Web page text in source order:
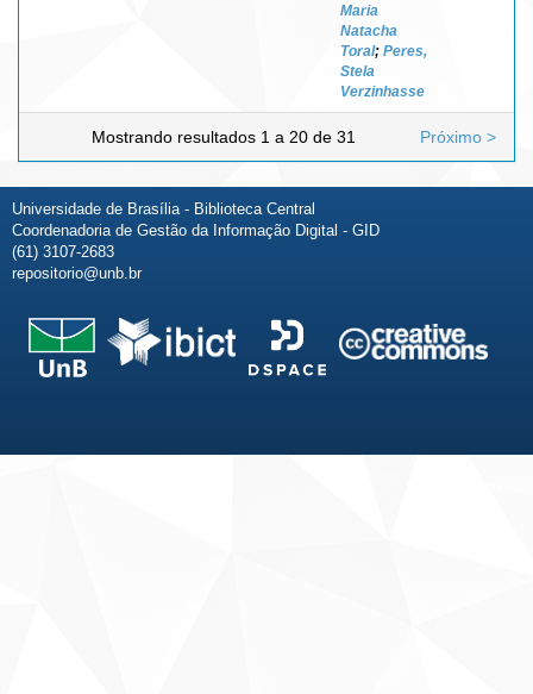
Maria
Natacha
Toral; Peres,
Stela
Verzinhasse
Mostrando resultados 1 a 20 de 31 Próximo >
Universidade de Brasília - Biblioteca Central
Coordenadoria de Gestão da Informação Digital - GID
(61) 3107-2683
repositorio@unb.br